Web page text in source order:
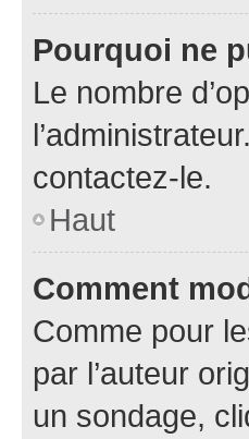
Pourquoi ne
Le nombre
contactez-le.
Haut
Comment
Comme pour
par l’auteur
un sondage,